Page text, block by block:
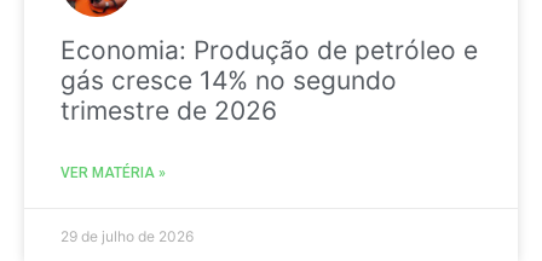
Economia: Produção de petróleo e
gás cresce 14% no segundo
trimestre de 2026
VER MATÉRIA »
29 de julho de 2026